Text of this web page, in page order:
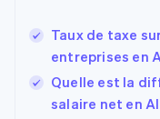
Taux de taxe
entreprises en
Quelle est la
salaire net en
France
Gibraltar
English
Grèce